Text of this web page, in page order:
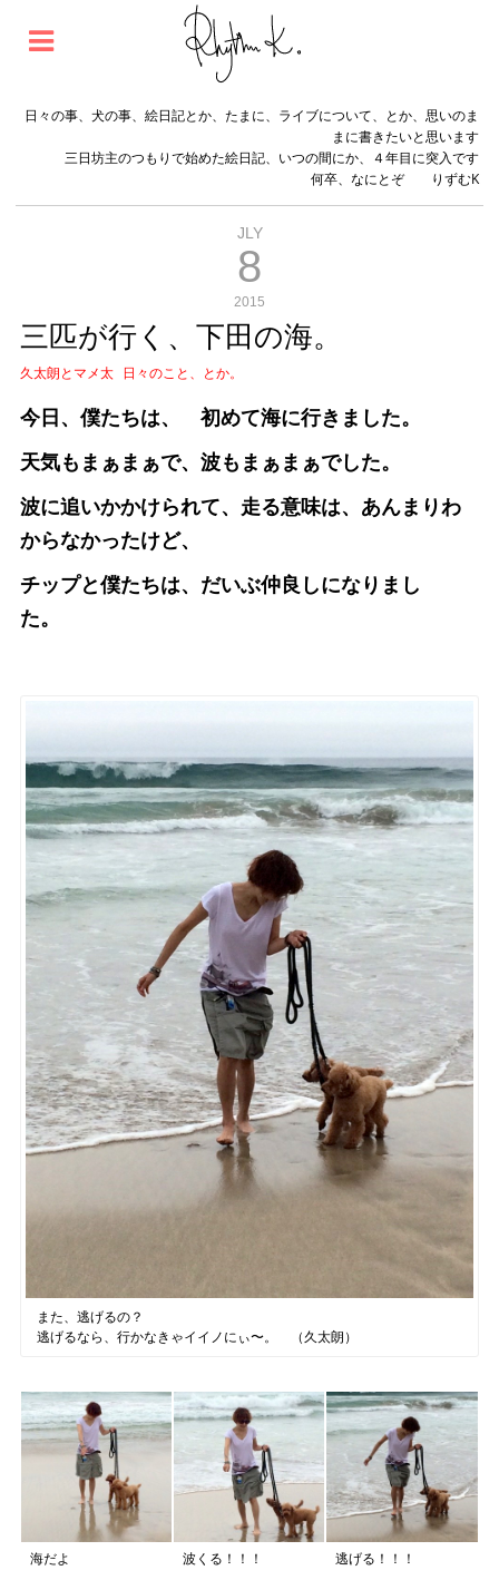
日々の事、犬の事、絵日記とか、たまに、ライブについて、とか、思いのま
まに書きたいと思います
三日坊主のつもりで始めた絵日記、いつの間にか、４年目に突入です
何卒、なにとぞ りずむK
JLY
8
2015
三匹が行く、下田の海。
久太朗とマメ太 日々のこと、とか。
今日、僕たちは、 初めて海に行きました。
天気もまぁまぁで、波もまぁまぁでした。
波に追いかかけられて、走る意味は、あんまりわ
からなかったけど、
チップと僕たちは、だいぶ仲良しになりまし
た。
また、逃げるの？
逃げるなら、行かなきゃイイノにぃ〜。 （久太朗）
海だよ 波くる！！！ 逃げる！！！